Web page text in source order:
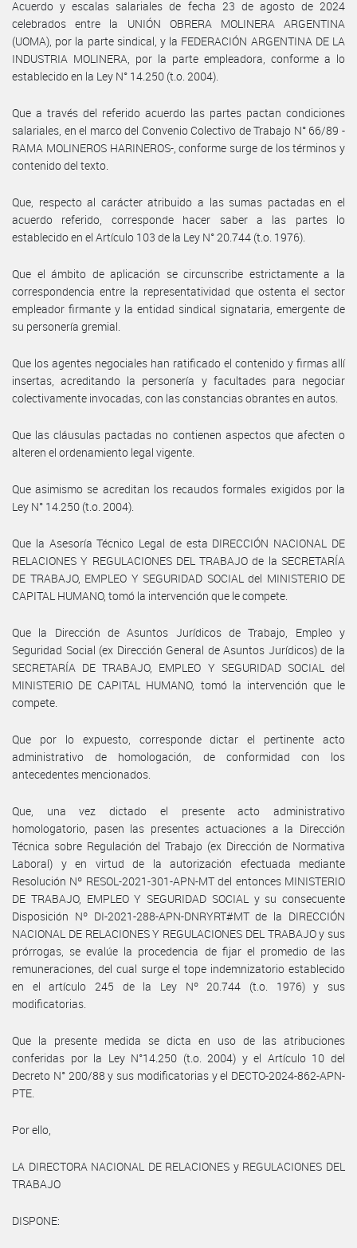
Acuerdo y escalas salariales de fecha 23 de agosto de 2024
celebrados entre la UNIÓN OBRERA MOLINERA ARGENTINA
(UOMA), por la parte sindical, y la FEDERACIÓN ARGENTINA DE LA
INDUSTRIA MOLINERA, por la parte empleadora, conforme a lo
establecido en la Ley N° 14.250 (t.o. 2004).
Que a través del referido acuerdo las partes pactan condiciones
salariales, en el marco del Convenio Colectivo de Trabajo N° 66/89 -
RAMA MOLINEROS HARINEROS-, conforme surge de los términos y
contenido del texto.
Que, respecto al carácter atribuido a las sumas pactadas en el
acuerdo referido, corresponde hacer saber a las partes lo
establecido en el Artículo 103 de la Ley N° 20.744 (t.o. 1976).
Que el ámbito de aplicación se circunscribe estrictamente a la
correspondencia entre la representatividad que ostenta el sector
empleador firmante y la entidad sindical signataria, emergente de
su personería gremial.
Que los agentes negociales han ratificado el contenido y firmas allí
insertas, acreditando la personería y facultades para negociar
colectivamente invocadas, con las constancias obrantes en autos.
Que las cláusulas pactadas no contienen aspectos que afecten o
alteren el ordenamiento legal vigente.
Que asimismo se acreditan los recaudos formales exigidos por la
Ley N° 14.250 (t.o. 2004).
Que la Asesoría Técnico Legal de esta DIRECCIÓN NACIONAL DE
RELACIONES Y REGULACIONES DEL TRABAJO de la SECRETARÍA
DE TRABAJO, EMPLEO Y SEGURIDAD SOCIAL del MINISTERIO DE
CAPITAL HUMANO, tomó la intervención que le compete.
Que la Dirección de Asuntos Jurídicos de Trabajo, Empleo y
Seguridad Social (ex Dirección General de Asuntos Jurídicos) de la
SECRETARÍA DE TRABAJO, EMPLEO Y SEGURIDAD SOCIAL del
MINISTERIO DE CAPITAL HUMANO, tomó la intervención que le
compete.
Que por lo expuesto, corresponde dictar el pertinente acto
administrativo de homologación, de conformidad con los
antecedentes mencionados.
Que, una vez dictado el presente acto administrativo
homologatorio, pasen las presentes actuaciones a la Dirección
Técnica sobre Regulación del Trabajo (ex Dirección de Normativa
Laboral) y en virtud de la autorización efectuada mediante
Resolución Nº RESOL-2021-301-APN-MT del entonces MINISTERIO
DE TRABAJO, EMPLEO Y SEGURIDAD SOCIAL y su consecuente
Disposición Nº DI-2021-288-APN-DNRYRT#MT de la DIRECCIÓN
NACIONAL DE RELACIONES Y REGULACIONES DEL TRABAJO y sus
prórrogas, se evalúe la procedencia de fijar el promedio de las
remuneraciones, del cual surge el tope indemnizatorio establecido
en el artículo 245 de la Ley Nº 20.744 (t.o. 1976) y sus
modificatorias.
Que la presente medida se dicta en uso de las atribuciones
conferidas por la Ley N°14.250 (t.o. 2004) y el Artículo 10 del
Decreto N° 200/88 y sus modificatorias y el DECTO-2024-862-APN-
PTE.
Por ello,
LA DIRECTORA NACIONAL DE RELACIONES y REGULACIONES DEL
TRABAJO
DISPONE: